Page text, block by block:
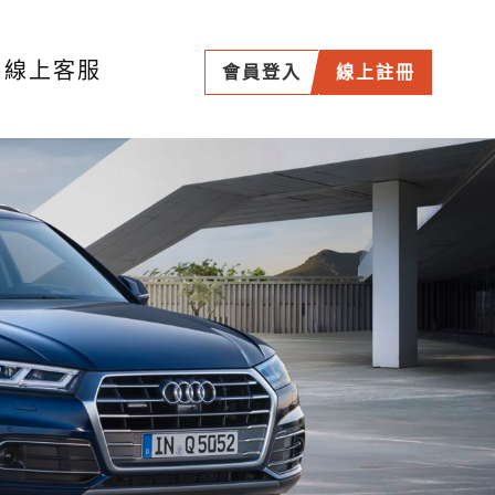
線上客服 會員登入 線上註冊